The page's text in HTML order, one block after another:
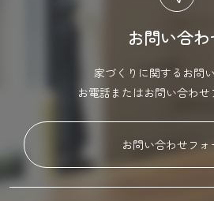
お問い合
家づくりに関するお問
お電話またはお問い合わせ
お問い合わせフォ